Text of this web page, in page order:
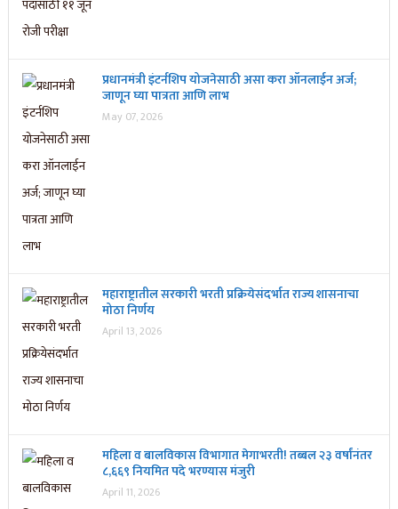
प्रधानमंत्री इंटर्नशिप योजनेसाठी असा करा ऑनलाईन अर्ज;
जाणून घ्या पात्रता आणि लाभ
May 07, 2026
महाराष्ट्रातील सरकारी भरती प्रक्रियेसंदर्भात राज्य शासनाचा
मोठा निर्णय
April 13, 2026
महिला व बालविकास विभागात मेगाभरती! तब्बल २३ वर्षांनंतर
८,६६९ नियमित पदे भरण्यास मंजुरी
April 11, 2026